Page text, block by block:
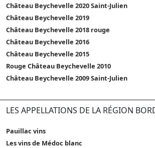
Château Beychevelle 2020 Saint-Julien
Château Beychevelle 2019
Château Beychevelle 2018 rouge
Château Beychevelle 2016
Château Beychevelle 2015
Rouge Château Beychevelle 2010
Château Beychevelle 2009 Saint-Julien
LES APPELLATIONS DE LA RÉGION
Pauillac vins
Les vins de Médoc blanc